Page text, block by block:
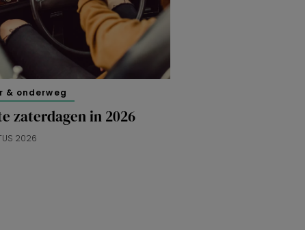
& onderweg
zaterdagen in 2026
2026